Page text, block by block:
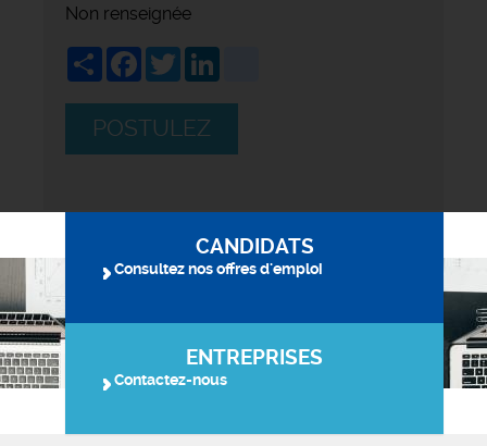
Non renseignée
ShareFacebook
Twitter
POSTULEZ
CANDIDATS
Consultez nos offres d'emploi
ENTREPRISES
Contactez-nous